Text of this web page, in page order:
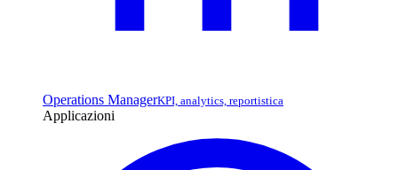
Operations ManagerKPI, analytics, reportistica
Applicazioni